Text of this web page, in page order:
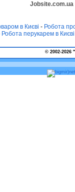
Jobsite.com.ua
в Києві - Робота
Робота перукарем в Києві
© 2002-2026